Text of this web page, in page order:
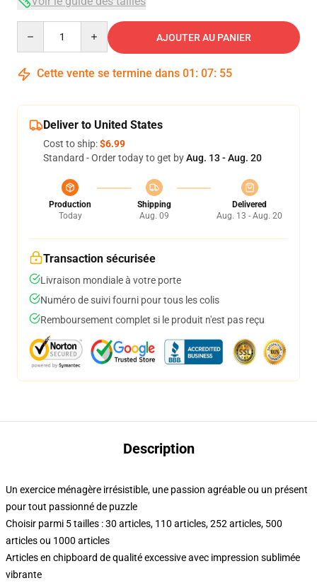
AJOUTER AU PANIER
Cette vente se termine dans 01 : 07: 54
Deliver to United States
Cost to ship:$6.99
Standard - Order today to get byAug. 13 - Aug. 20
Production
Today
Shipping
Aug. 09
Delivered
Aug. 13 - Aug. 20
Transaction sécurisée
Livraison mondiale à votre porte
Numéro de suivi fourni pour tous les colis
Remboursement complet si le produit n'est pas reçu
Description
Un exercice ménagère irrésistible, une passion agréable ou un présent
pour tout passionné de puzzle
Choisir parmi 5 tailles : 30 articles, 110 articles, 252 articles, 500
articles ou 1000 articles
Articles en chipboard de qualité excessive avec impression sublimée
vibrante